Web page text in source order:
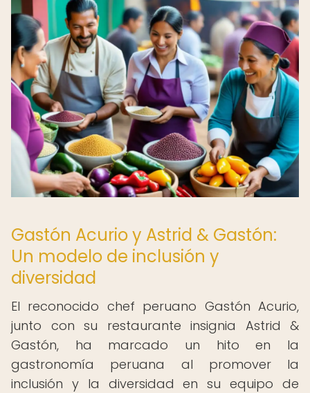
Gastón Acurio y Astrid & Gastón:
Un modelo de inclusión y
diversidad
El reconocido chef peruano Gastón Acurio,
junto con su restaurante insignia Astrid &
Gastón, ha marcado un hito en la
gastronomía peruana al promover la
inclusión y la diversidad en su equipo de